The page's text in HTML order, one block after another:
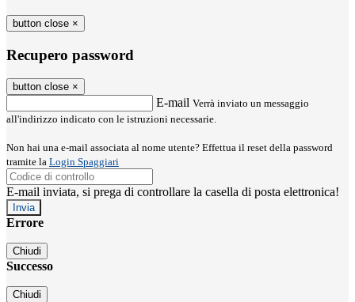
button close ×
Recupero password
button close ×
E-mail Verrà inviato un messaggio
all'indirizzo indicato con le istruzioni necessarie.
Non hai una e-mail associata al nome utente? Effettua il reset della password
tramite la Login Spaggiari
E-mail inviata, si prega di controllare la casella di posta elettronica!
Errore
Chiudi
Successo
Chiudi